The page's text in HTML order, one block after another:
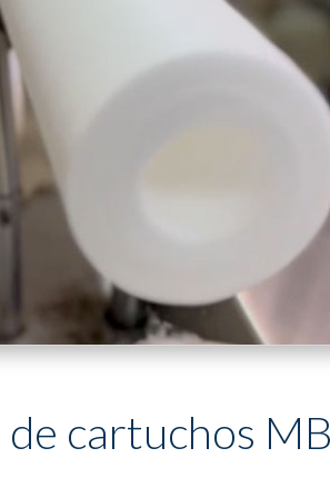
cartuchos